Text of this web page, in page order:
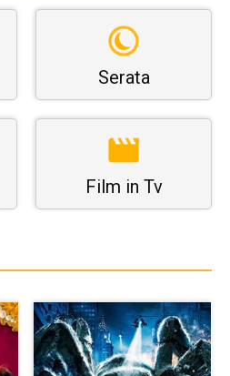
Serata
Film in Tv